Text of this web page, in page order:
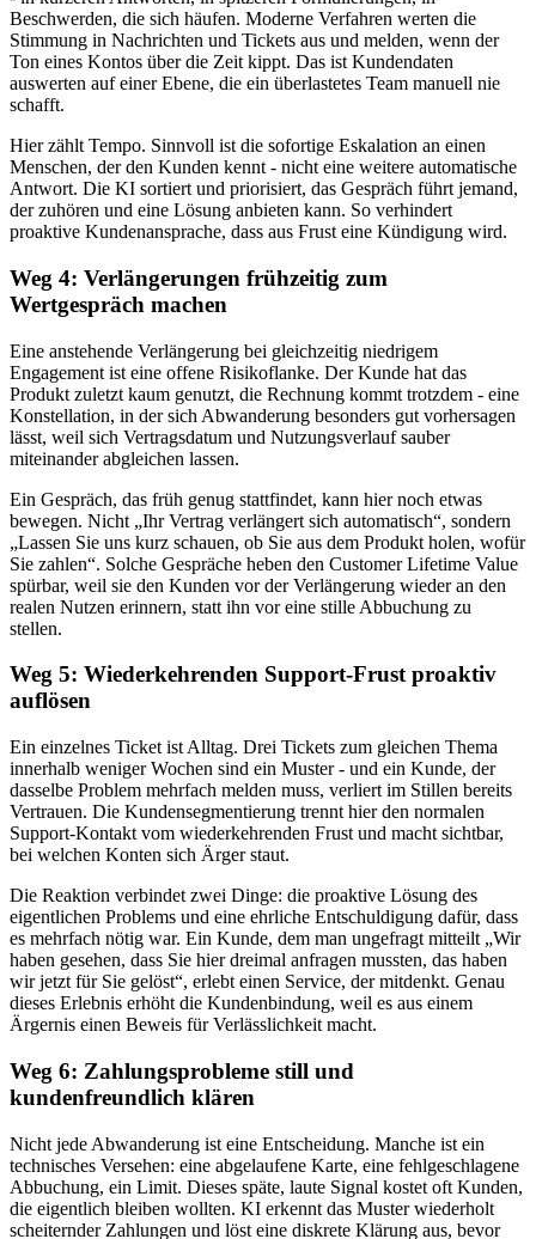
Beschwerden, die sich häufen. Moderne Verfahren werten die
Stimmung in Nachrichten und Tickets aus und melden, wenn der
Ton eines Kontos über die Zeit kippt. Das ist Kundendaten
auswerten auf einer Ebene, die ein überlastetes Team manuell nie
schafft.
Hier zählt Tempo. Sinnvoll ist die sofortige Eskalation an einen
Menschen, der den Kunden kennt - nicht eine weitere automatische
Antwort. Die KI sortiert und priorisiert, das Gespräch führt jemand,
der zuhören und eine Lösung anbieten kann. So verhindert
proaktive Kundenansprache, dass aus Frust eine Kündigung wird.
Weg 4: Verlängerungen frühzeitig zum
Wertgespräch machen
Eine anstehende Verlängerung bei gleichzeitig niedrigem
Engagement ist eine offene Risikoflanke. Der Kunde hat das
Produkt zuletzt kaum genutzt, die Rechnung kommt trotzdem - eine
Konstellation, in der sich Abwanderung besonders gut vorhersagen
lässt, weil sich Vertragsdatum und Nutzungsverlauf sauber
miteinander abgleichen lassen.
Ein Gespräch, das früh genug stattfindet, kann hier noch etwas
bewegen. Nicht „Ihr Vertrag verlängert sich automatisch“, sondern
„Lassen Sie uns kurz schauen, ob Sie aus dem Produkt holen, wofür
Sie zahlen“. Solche Gespräche heben den Customer Lifetime Value
spürbar, weil sie den Kunden vor der Verlängerung wieder an den
realen Nutzen erinnern, statt ihn vor eine stille Abbuchung zu
stellen.
Weg 5: Wiederkehrenden Support-Frust proaktiv
auflösen
Ein einzelnes Ticket ist Alltag. Drei Tickets zum gleichen Thema
innerhalb weniger Wochen sind ein Muster - und ein Kunde, der
dasselbe Problem mehrfach melden muss, verliert im Stillen bereits
Vertrauen. Die Kundensegmentierung trennt hier den normalen
Support-Kontakt vom wiederkehrenden Frust und macht sichtbar,
bei welchen Konten sich Ärger staut.
Die Reaktion verbindet zwei Dinge: die proaktive Lösung des
eigentlichen Problems und eine ehrliche Entschuldigung dafür, dass
es mehrfach nötig war. Ein Kunde, dem man ungefragt mitteilt „Wir
haben gesehen, dass Sie hier dreimal anfragen mussten, das haben
wir jetzt für Sie gelöst“, erlebt einen Service, der mitdenkt. Genau
dieses Erlebnis erhöht die Kundenbindung, weil es aus einem
Ärgernis einen Beweis für Verlässlichkeit macht.
Weg 6: Zahlungsprobleme still und
kundenfreundlich klären
Nicht jede Abwanderung ist eine Entscheidung. Manche ist ein
technisches Versehen: eine abgelaufene Karte, eine fehlgeschlagene
Abbuchung, ein Limit. Dieses späte, laute Signal kostet oft Kunden,
die eigentlich bleiben wollten. KI erkennt das Muster wiederholt
scheiternder Zahlungen und löst eine diskrete Klärung aus, bevor